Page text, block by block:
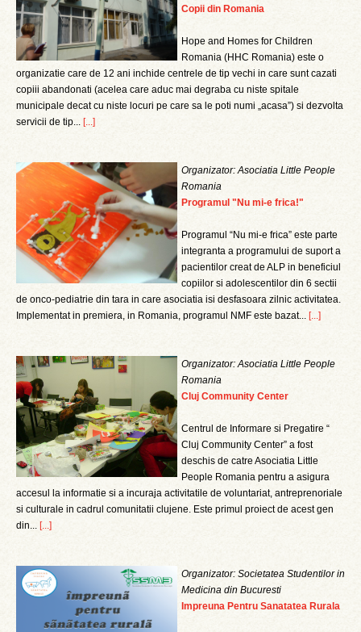
Copii din Romania
Hope and Homes for Children
Romania (HHC Romania) este o
organizatie care de 12 ani inchide centrele de tip vechi in care sunt cazati
copiii abandonati (acelea care aduc mai degraba cu niste spitale
municipale decat cu niste locuri pe care sa le poti numi „acasa”) si dezvolta
servicii de tip... [...]
Organizator: Asociatia Little People
Romania
Programul "Nu mi-e frica!"
Programul “Nu mi-e frica” este parte
integranta a programului de suport a
pacientilor creat de ALP in beneficiul
copiilor si adolescentilor din 6 sectii
de onco-pediatrie din tara in care asociatia isi desfasoara zilnic activitatea.
Implementat in premiera, in Romania, programul NMF este bazat... [...]
Organizator: Asociatia Little People
Romania
Cluj Community Center
Centrul de Informare si Pregatire “
Cluj Community Center” a fost
deschis de catre Asociatia Little
People Romania pentru a asigura
accesul la informatie si a incuraja activitatile de voluntariat, antreprenoriale
si culturale in cadrul comunitatii clujene. Este primul proiect de acest gen
din... [...]
Organizator: Societatea Studentilor in
Medicina din Bucuresti
Impreuna Pentru Sanatatea Rurala